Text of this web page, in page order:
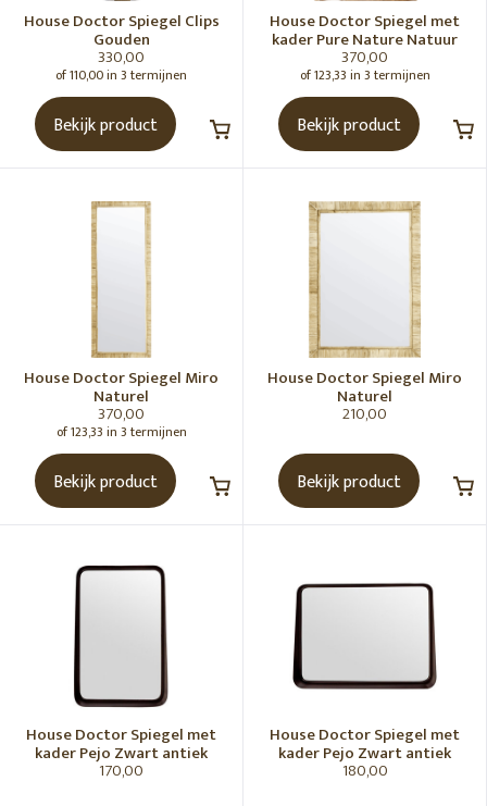
House Doctor Spiegel Clips
Gouden
330,00
of 110,00 in 3 termijnen
Bekijk product
House Doctor Spiegel met
kader Pure Nature Natuur
370,00
of 123,33 in 3 termijnen
Bekijk product
House Doctor Spiegel Miro
Naturel
370,00
of 123,33 in 3 termijnen
Bekijk product
House Doctor Spiegel Miro
Naturel
210,00
Bekijk product
House Doctor Spiegel met
kader Pejo Zwart antiek
170,00
House Doctor Spiegel met
kader Pejo Zwart antiek
180,00